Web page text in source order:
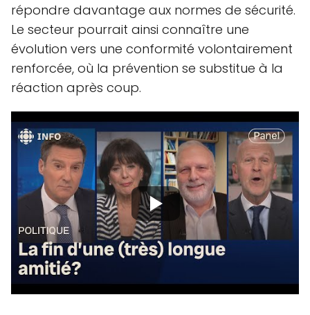
répondre davantage aux normes de sécurité.
Le secteur pourrait ainsi connaître une
évolution vers une conformité volontairement
renforcée, où la prévention se substitue à la
réaction après coup.